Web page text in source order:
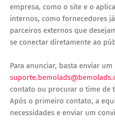
empresa, como o site e o
internos, como fornecedores
parceiros externos que
se conectar diretamente ao
Para anunciar, basta enviar
contato ou procurar o time de
Após o primeiro contato, a
necessidades e enviar um